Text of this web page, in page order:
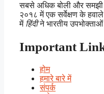
सबसे अधिक बोली और समझी
२०१८ में एक सर्वेक्षण के
में हिंदीने भारतीय
Important
होम
हमारे बारे में
संपर्क